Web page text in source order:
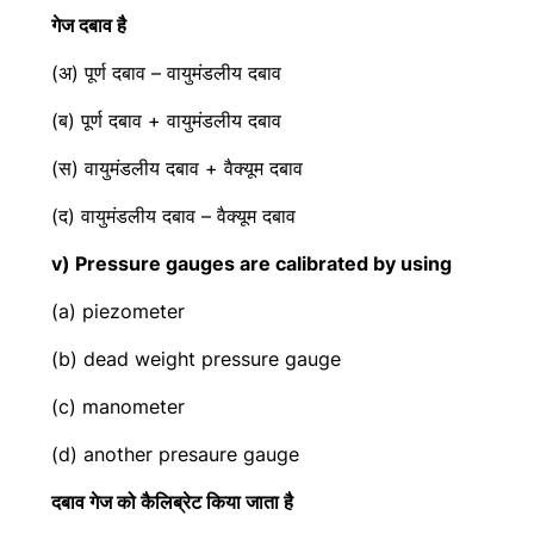
गेज दबाव है
(अ) पूर्ण दबाव – वायुमंडलीय दबाव
(ब) पूर्ण दबाव + वायुमंडलीय दबाव
(स) वायुमंडलीय दबाव + वैक्यूम दबाव
(द) वायुमंडलीय दबाव – वैक्यूम दबाव
v) Pressure gauges are calibrated by using
(a) piezometer
(b) dead weight pressure gauge
(c) manometer
(d) another presaure gauge
दबाव गेज को कैलिब्रेट किया जाता है